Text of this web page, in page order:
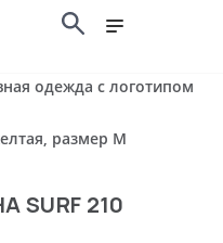
одежда с логотипом
размер M
SURF 210